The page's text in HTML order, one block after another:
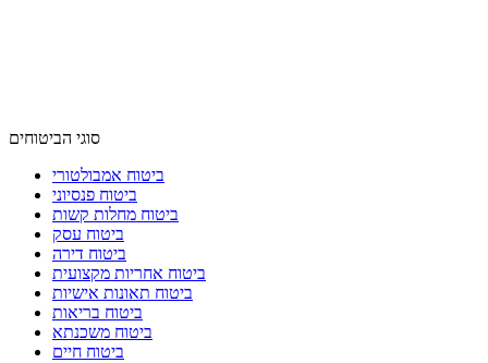
סוגי הביטוחים
ביטוח אמבולטורי
ביטוח פנסיוני
ביטוח מחלות קשות
ביטוח עסק
ביטוח דירה
ביטוח אחריות מקצועית
ביטוח תאונות אישיות
ביטוח בריאות
ביטוח משכנתא
ביטוח חיים